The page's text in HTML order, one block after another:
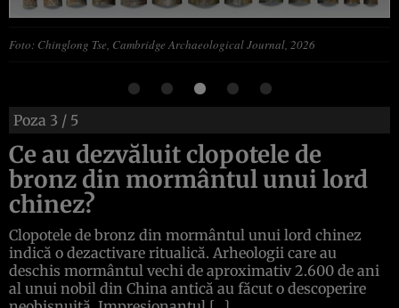
Foto: Chinglong Tse, Cambridge Archaeological Journal, 2026
Poza 3 / 5
Ce au dezvăluit clopotele de
bronz din mormântul unui lord
chinez?
Clopotele de bronz din mormântul unui lord chinez
indică o dezactivare ritualică. Arheologii care au
deschis mormântul vechi de aproximativ 2.600 de ani
al unui nobil din China antică au făcut o descoperire